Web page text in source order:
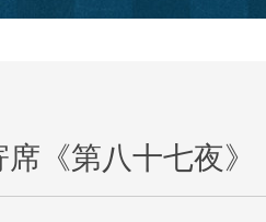
《第八十七夜》